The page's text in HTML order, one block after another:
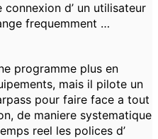
d’ un utilisateur
frequemment …
programme plus en
mais il pilote un
pour faire face a tout
de maniere systematique
reel les polices d’